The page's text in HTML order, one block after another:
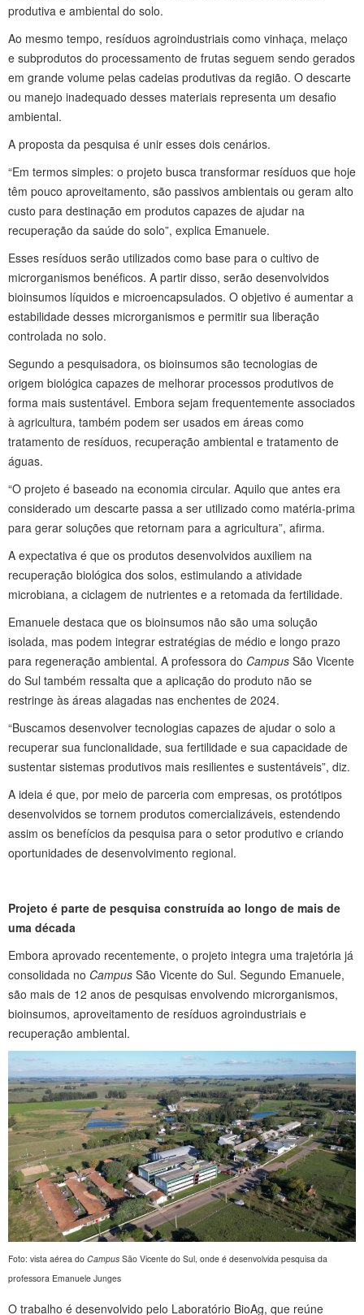
produtiva e ambiental do solo.
Ao mesmo tempo, resíduos agroindustriais como vinhaça, melaço
e subprodutos do processamento de frutas seguem sendo gerados
em grande volume pelas cadeias produtivas da região. O descarte
ou manejo inadequado desses materiais representa um desafio
ambiental.
A proposta da pesquisa é unir esses dois cenários.
“Em termos simples: o projeto busca transformar resíduos que hoje
têm pouco aproveitamento, são passivos ambientais ou geram alto
custo para destinação em produtos capazes de ajudar na
recuperação da saúde do solo”, explica Emanuele.
Esses resíduos serão utilizados como base para o cultivo de
microrganismos benéficos. A partir disso, serão desenvolvidos
bioinsumos líquidos e microencapsulados. O objetivo é aumentar a
estabilidade desses microrganismos e permitir sua liberação
controlada no solo.
Segundo a pesquisadora, os bioinsumos são tecnologias de
origem biológica capazes de melhorar processos produtivos de
forma mais sustentável. Embora sejam frequentemente associados
à agricultura, também podem ser usados em áreas como
tratamento de resíduos, recuperação ambiental e tratamento de
águas.
“O projeto é baseado na economia circular. Aquilo que antes era
considerado um descarte passa a ser utilizado como matéria-prima
para gerar soluções que retornam para a agricultura”, afirma.
A expectativa é que os produtos desenvolvidos auxiliem na
recuperação biológica dos solos, estimulando a atividade
microbiana, a ciclagem de nutrientes e a retomada da fertilidade.
Emanuele destaca que os bioinsumos não são uma solução
isolada, mas podem integrar estratégias de médio e longo prazo
para regeneração ambiental. A professora do Campus São Vicente
do Sul também ressalta que a aplicação do produto não se
restringe às áreas alagadas nas enchentes de 2024.
“Buscamos desenvolver tecnologias capazes de ajudar o solo a
recuperar sua funcionalidade, sua fertilidade e sua capacidade de
sustentar sistemas produtivos mais resilientes e sustentáveis”, diz.
A ideia é que, por meio de parceria com empresas, os protótipos
desenvolvidos se tornem produtos comercializáveis, estendendo
assim os benefícios da pesquisa para o setor produtivo e criando
oportunidades de desenvolvimento regional.
Projeto é parte de pesquisa construída ao longo de mais de
uma década
Embora aprovado recentemente, o projeto integra uma trajetória já
consolidada no Campus São Vicente do Sul. Segundo Emanuele,
são mais de 12 anos de pesquisas envolvendo microrganismos,
bioinsumos, aproveitamento de resíduos agroindustriais e
recuperação ambiental.
Foto: vista aérea do Campus São Vicente do Sul, onde é desenvolvida pesquisa da
professora Emanuele Junges
O trabalho é desenvolvido pelo Laboratório BioAg, que reúne